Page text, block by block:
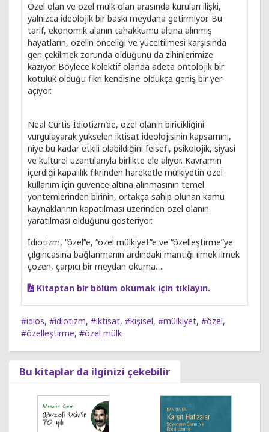
Özel olan ve özel mülk olan arasında kurulan ilişki,
yalnızca ideolojik bir baskı meydana getirmiyor. Bu
tarif, ekonomik alanın tahakkümü altına alınmış
hayatların, özelin önceliği ve yüceltilmesi karşısında
geri çekilmek zorunda olduğunu da zihinlerimize
kazıyor. Böylece kolektif olanda adeta ontolojik bir
kötülük olduğu fikri kendisine oldukça geniş bir yer
açıyor.
Neal Curtis İdiotizm’de, özel olanın biricikliğini
vurgulayarak yükselen iktisat ideolojisinin kapsamını,
niye bu kadar etkili olabildiğini felsefi, psikolojik, siyasi
ve kültürel uzantılarıyla birlikte ele alıyor. Kavramın
içerdiği kapalılık fikrinden hareketle mülkiyetin özel
kullanım için güvence altına alınmasının temel
yöntemlerinden birinin, ortakça sahip olunan kamu
kaynaklarının kapatılması üzerinden özel olanın
yaratılması olduğunu gösteriyor.
İdiotizm, “özel”e, “özel mülkiyet”e ve “özelleştirme”ye
çılgıncasına bağlanmanın ardındaki mantığı ilmek ilmek
çözen, çarpıcı bir meydan okuma….
Kitaptan bir bölüm okumak için tıklayın.
#idios, #idiotizm, #iktisat, #kişisel, #mülkiyet, #özel,
#özelleştirme, #özel mülk
Bu kitaplar da ilginizi çekebilir